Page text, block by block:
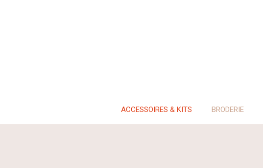
ACCESSOIRES & KITS BRODERIE